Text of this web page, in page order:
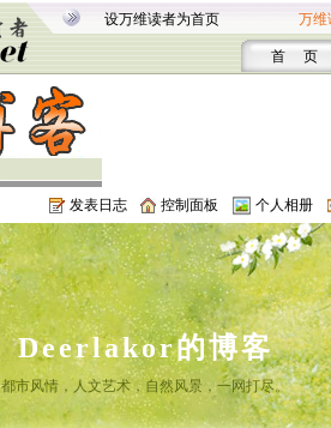
设万维读者为首页 万维
首 页
发表日志 控制面板 个人相册
Deerlakor的博客
都市风情，人文艺术，自然风景，一网打尽。